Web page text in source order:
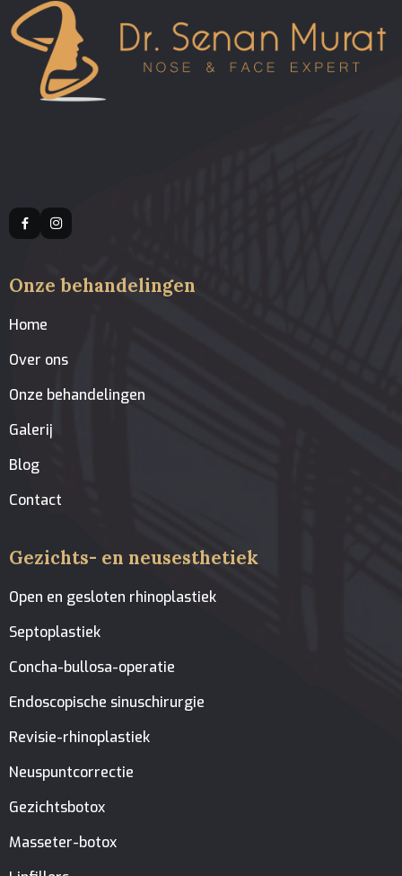
Onze behandelingen
Home
Over ons
Onze behandelingen
Galerij
Blog
Contact
Gezichts- en neusesthetiek
Open en gesloten rhinoplastiek
Septoplastiek
Concha-bullosa-operatie
Endoscopische sinuschirurgie
Revisie-rhinoplastiek
Neuspuntcorrectie
Gezichtsbotox
Masseter-botox